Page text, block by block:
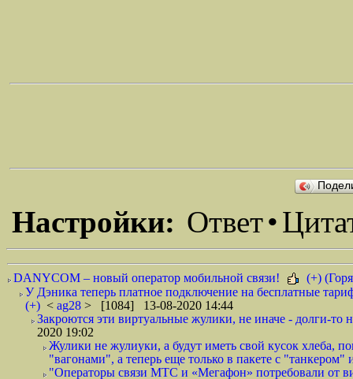
Настройки: Ответ•
DANYCOM – новый оператор мобильной связи!
(+)
У Дэника теперь платное подключение на бесплатные
(+) < ag28 > [1084] 13-08-2020 14:44
Закроются эти виртуальные жулики, не иначе - долги-то
2020 19:02
Жулики не жулиуки, а будут иметь свой кусок хлеба,
"вагонами", а теперь еще только в пакете с
"Операторы связи МТС и «Мегафон» потребовали от